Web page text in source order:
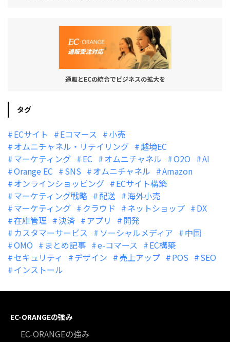
通販とECの統合でビジネスの拡大を
タグ
ECサイト Eコマース
小売
オムニチャネル・リテイリング
越境EC
マーケティング
EC オムニチャネル O2O
AI
Orange EC
SNS オムニチャネル
Amazon
オンラインショッピング
ECサイト構築
マーケティング戦略
配送
海外小売
マーケティング
クラウド ネットショップ
DX
在庫管理
決済 アプリ
開発
カスタマーサービス
ソーシャルメディア
中国
OMO
まとめ記事 e-コマース
EC構築
セキュリティ
デザイン 売上アップ POS
SEO
インストール
EC-ORANGEの強み
EC-ORANGEの強み